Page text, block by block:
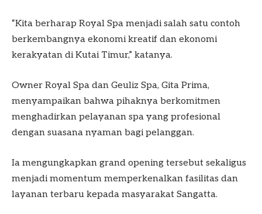
“Kita berharap Royal Spa menjadi salah satu contoh
berkembangnya ekonomi kreatif dan ekonomi
kerakyatan di Kutai Timur,” katanya.
Owner Royal Spa dan Geuliz Spa, Gita Prima,
menyampaikan bahwa pihaknya berkomitmen
menghadirkan pelayanan spa yang profesional
dengan suasana nyaman bagi pelanggan.
Ia mengungkapkan grand opening tersebut sekaligus
menjadi momentum memperkenalkan fasilitas dan
layanan terbaru kepada masyarakat Sangatta.